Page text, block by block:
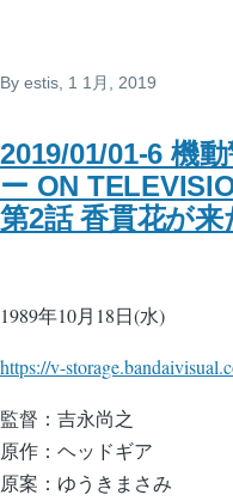
By estis , 1 1月, 2019
2019/01/01-6 機
ー ON
第2話 香貫花が来
1989年10月18日(水)
https://v-
監督：吉永尚之
原作：ヘッドギア
原案：ゆうきまさみ